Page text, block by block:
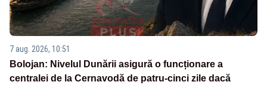
7 aug. 2026, 10:51
Bolojan: Nivelul Dunării asigură o funcționare a
centralei de la Cernavodă de patru-cinci zile dacă